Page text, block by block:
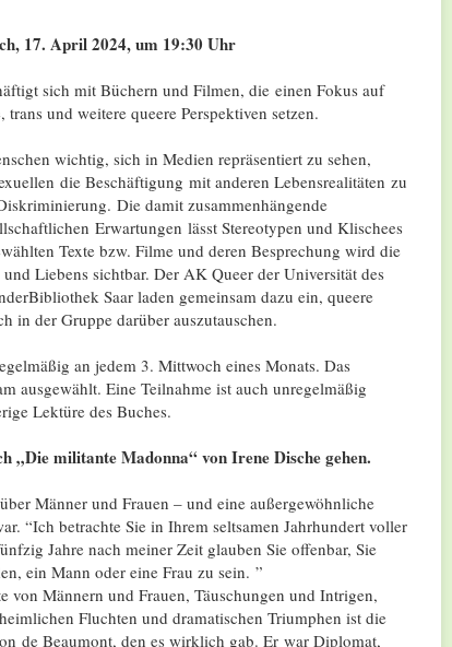
17. April 2024, um 19:30 Uhr
sich mit Büchern und Filmen, die einen Fokus auf
und weitere queere Perspektiven setzen.
wichtig, sich in Medien repräsentiert zu sehen,
die Beschäftigung mit anderen Lebensrealitäten zu
Die damit zusammenhängende
Erwartungen lässt Stereotypen und Klischees
Texte bzw. Filme und deren Besprechung wird die
Liebens sichtbar. Der AK Queer der Universität des
Saar laden gemeinsam dazu ein, queere
in der Gruppe darüber auszutauschen.
an jedem 3. Mittwoch eines Monats. Das
ausgewählt. Eine Teilnahme ist auch unregelmäßig
Lektüre des Buches.
„Die militante Madonna“ von Irene Dische gehen.
Männer und Frauen – und eine außergewöhnliche
“Ich betrachte Sie in Ihrem seltsamen Jahrhundert voller
Jahre nach meiner Zeit glauben Sie offenbar, Sie
ein Mann oder eine Frau zu sein. ”
von Männern und Frauen, Täuschungen und Intrigen,
Fluchten und dramatischen Triumphen ist die
de Beaumont, den es wirklich gab. Er war Diplomat,